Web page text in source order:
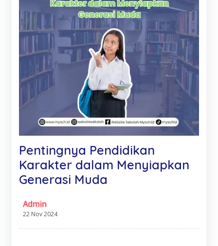
Pentingnya Pendidikan
Karakter dalam Menyiapkan
Generasi Muda
Admin
22 Nov 2024